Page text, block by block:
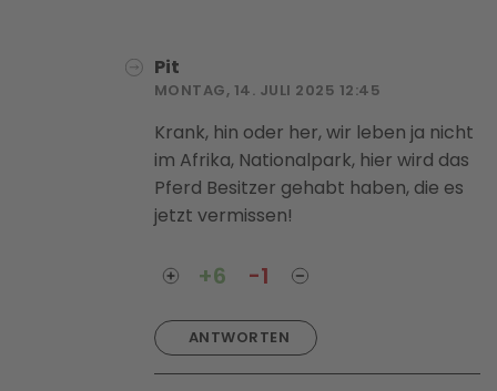
Pit
MONTAG, 14. JULI 2025 12:45
Krank, hin oder her, wir leben ja nicht
im Afrika, Nationalpark, hier wird das
Pferd Besitzer gehabt haben, die es
jetzt vermissen!
ANTWORTEN
+6 -1